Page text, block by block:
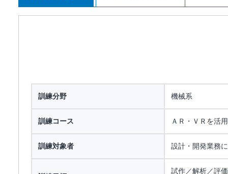
訓練分野 機械系
訓練コース ＡＲ・ＶＲを活
訓練対象者 設計・開発業務
試作／解析／評